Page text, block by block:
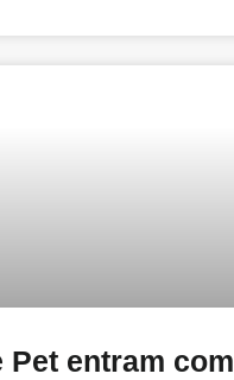
Pet entram com